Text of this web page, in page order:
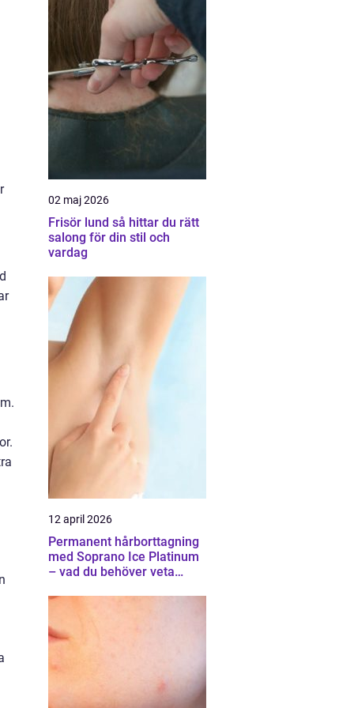
02 maj 2026
Frisör lund så hittar du rätt
salong för din stil och
vardag
12 april 2026
Permanent hårborttagning
med Soprano Ice Platinum
– vad du behöver veta